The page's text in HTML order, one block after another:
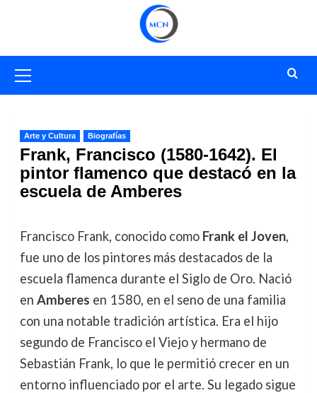
primario
Arte y Cultura Biografías
Frank, Francisco (1580-1642). El
pintor flamenco que destacó en la
escuela de Amberes
Francisco Frank, conocido como Frank el Joven,
fue uno de los pintores más destacados de la
escuela flamenca durante el Siglo de Oro. Nació
en Amberes en 1580, en el seno de una familia
con una notable tradición artística. Era el hijo
segundo de Francisco el Viejo y hermano de
Sebastián Frank, lo que le permitió crecer en un
entorno influenciado por el arte. Su legado sigue